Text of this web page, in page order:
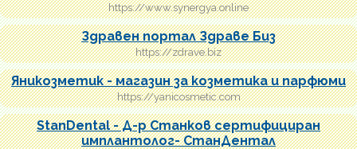
https://www.synergya.online
Здравен портал Здраве Биз
https://zdrave.biz
Яникозметик - магазин за козметика и парфюми
https://yanicosmetic.com
StanDental - Д-р Станков сертифициран
имплантолог- СтанДентал